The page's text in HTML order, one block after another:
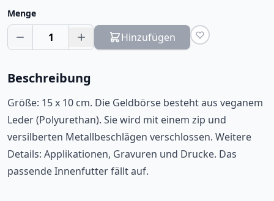
Menge
1 Hinzufügen
Beschreibung
Größe: 15 x 10 cm. Die Geldbörse besteht aus veganem
Leder (Polyurethan). Sie wird mit einem zip und
versilberten Metallbeschlägen verschlossen. Weitere
Details: Applikationen, Gravuren und Drucke. Das
passende Innenfutter fällt auf.